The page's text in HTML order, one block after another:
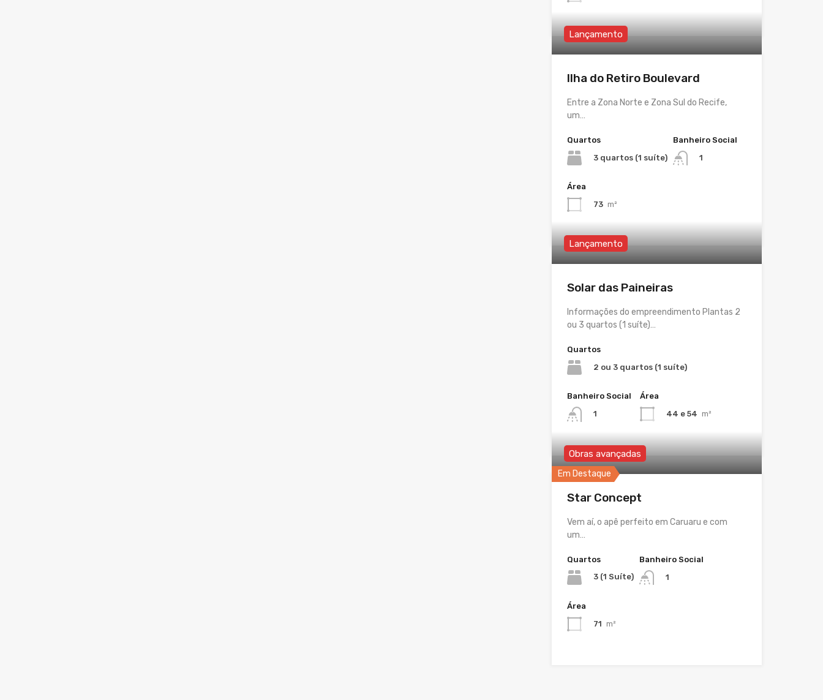
Lançamento
Ilha do Retiro Boulevard
Entre a Zona Norte e Zona Sul do Recife,
um…
Quartos
3 quartos (1 suíte)
Banheiro Social
1
Área
73 m²
Lançamento
Solar das Paineiras
Informações do empreendimento Plantas 2
ou 3 quartos (1 suíte)…
Quartos
2 ou 3 quartos (1 suíte)
Banheiro Social
1
Área
44 e 54 m²
Em Destaque
Obras avançadas
Star Concept
Vem aí, o apê perfeito em Caruaru e com
um…
Quartos
3 (1 Suíte)
Banheiro Social
1
Área
71 m²